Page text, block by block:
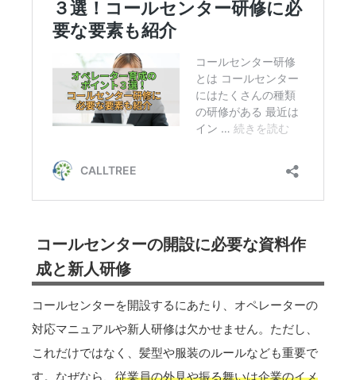
コールセンターの開設に必要な資料作
成と新人研修
コールセンターを開設するにあたり、オペレーターの
対応マニュアルや新人研修は欠かせません。ただし、
これだけではなく、髪型や服装のルールなども重要で
す。なぜなら、 従業員の外見や振る舞いは企業のイメ